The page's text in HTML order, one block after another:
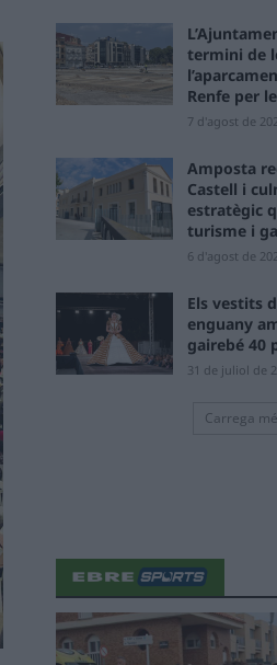
termini de
Renfe per
7 d'agost de
Amposta
Castell i
estratègic
turisme i
6 d'agost de
Els vestits
enguany
gairebé 40
31 de juliol de
Carrega